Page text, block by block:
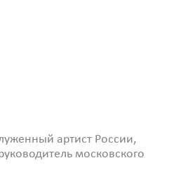
артист России,
московского